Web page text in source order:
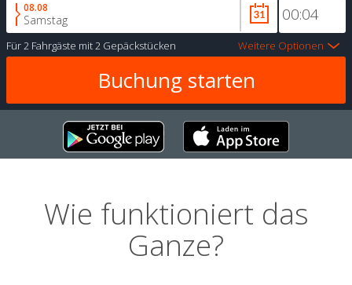
08.08
Samstag
Für2 Fahrgäste mit2 Gepäckstücken Weitere Optionen
Wie funktioniert das
Ganze?